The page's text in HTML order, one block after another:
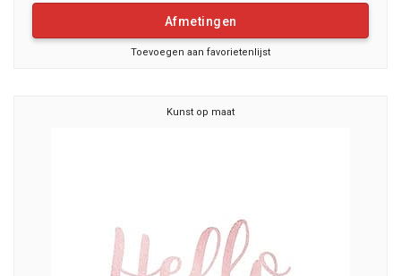
Afmetingen
Toevoegen aan favorietenlijst
Kunst op maat